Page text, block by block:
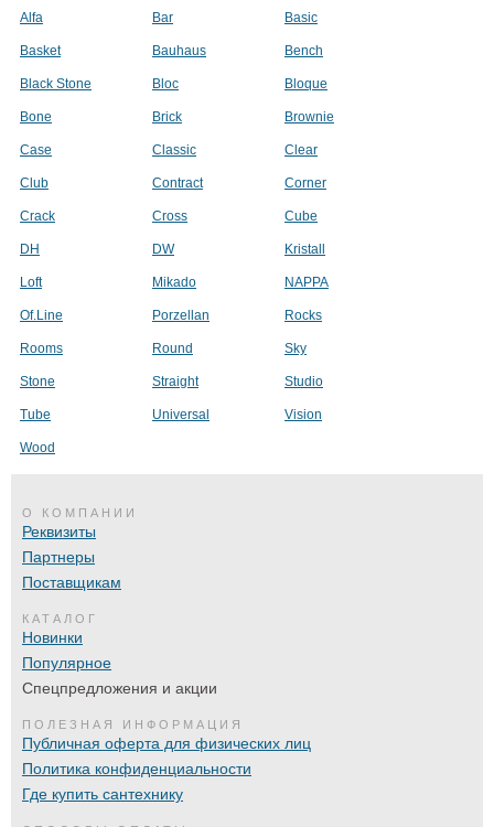
Alfa Bar Basic
Basket Bauhaus Bench
Black Stone Bloc Bloque
Bone Brick Brownie
Case Classic Clear
Club Contract Corner
Crack Cross Cube
DH DW Kristall
Loft Mikado NAPPA
Of.Line Porzellan Rocks
Rooms Round Sky
Stone Straight Studio
Tube Universal Vision
Wood
О КОМПАНИИ
Реквизиты
Партнеры
Поставщикам
КАТАЛОГ
Новинки
Популярное
Спецпредложения и акции
ПОЛЕЗНАЯ ИНФОРМАЦИЯ
Публичная оферта для физических лиц
Политика конфиденциальности
Где купить сантехнику